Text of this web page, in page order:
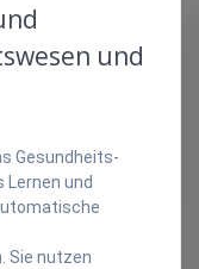
und
Gesundheits-
Lernen und
Sie nutzen